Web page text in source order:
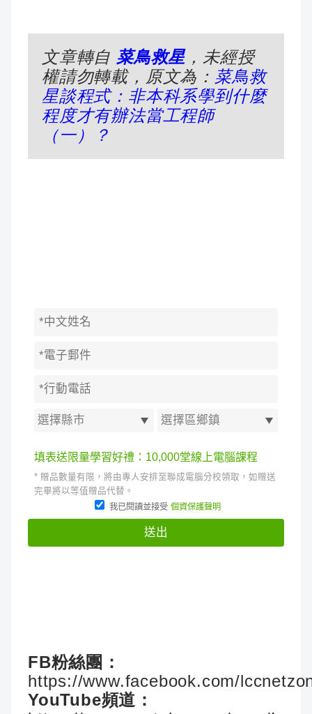
文章轉自 菜鳥救星，未經授
權請勿轉載，原文為： 菜鳥救
星談程式：非本科系學到什麼
程度才有辦法當工程師
（一）？
FB粉絲團：
https://www.facebook.com/
YouTube頻道：